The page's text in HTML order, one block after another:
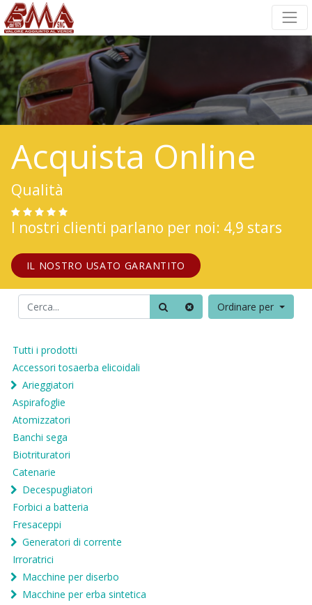
Acquista Online
Qualità
I nostri clienti parlano per noi: 4,9 stars
IL NOSTRO USATO GARANTITO
Ordinare per
Tutti i prodotti
Accessori tosaerba elicoidali
Arieggiatori
Aspirafoglie
Atomizzatori
Banchi sega
Biotrituratori
Catenarie
Decespugliatori
Forbici a batteria
Fresaceppi
Generatori di corrente
Irroratrici
Macchine per diserbo
Macchine per erba sintetica